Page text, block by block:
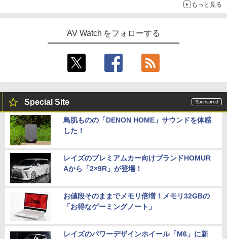
もっと見る
AV Watch をフォローする
Special Site
鳥肌ものの「DENON HOME」サウンドを体感
した！
レイズのプレミアムカー向けブランドHOMUR
Aから「2×9R」が登場！
お値段そのままでメモリ倍増！メモリ32GBの
「お得なゲーミングノート」
レイズのパワーデザインホイール「M6」に新